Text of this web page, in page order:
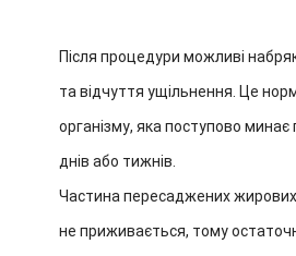
Після процедури можливі
та відчуття ущільнення. Це
організму, яка поступово минає
днів або тижнів.
Частина пересаджених
не приживається, тому